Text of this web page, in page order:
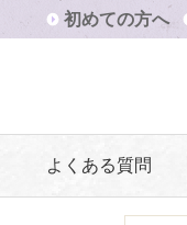
初めての方へ
よくある質問